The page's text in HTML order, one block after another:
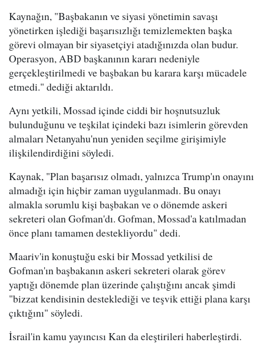
Kaynağın, "Başbakanın ve siyasi yönetimin savaşı
yönetirken işlediği başarısızlığı temizlemekten başka
görevi olmayan bir siyasetçiyi atadığınızda olan budur.
Operasyon, ABD başkanının kararı nedeniyle
gerçekleştirilmedi ve başbakan bu karara karşı mücadele
etmedi." dediği aktarıldı.
Aynı yetkili, Mossad içinde ciddi bir hoşnutsuzluk
bulunduğunu ve teşkilat içindeki bazı isimlerin görevden
almaları Netanyahu'nun yeniden seçilme girişimiyle
ilişkilendirdiğini söyledi.
Kaynak, "Plan başarısız olmadı, yalnızca Trump'ın onayını
almadığı için hiçbir zaman uygulanmadı. Bu onayı
almakla sorumlu kişi başbakan ve o dönemde askeri
sekreteri olan Gofman'dı. Gofman, Mossad'a katılmadan
önce planı tamamen destekliyordu" dedi.
Maariv'in konuştuğu eski bir Mossad yetkilisi de
Gofman'ın başbakanın askeri sekreteri olarak görev
yaptığı dönemde plan üzerinde çalıştığını ancak şimdi
"bizzat kendisinin desteklediği ve teşvik ettiği plana karşı
çıktığını" söyledi.
İsrail'in kamu yayıncısı Kan da eleştirileri haberleştirdi.